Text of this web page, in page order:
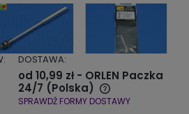
DOSTAWA:
od 10,99 zł - ORLEN Paczka
24/7 (Polska)
kosztów płatności
SPRAWDŹ FORMY DOSTAWY